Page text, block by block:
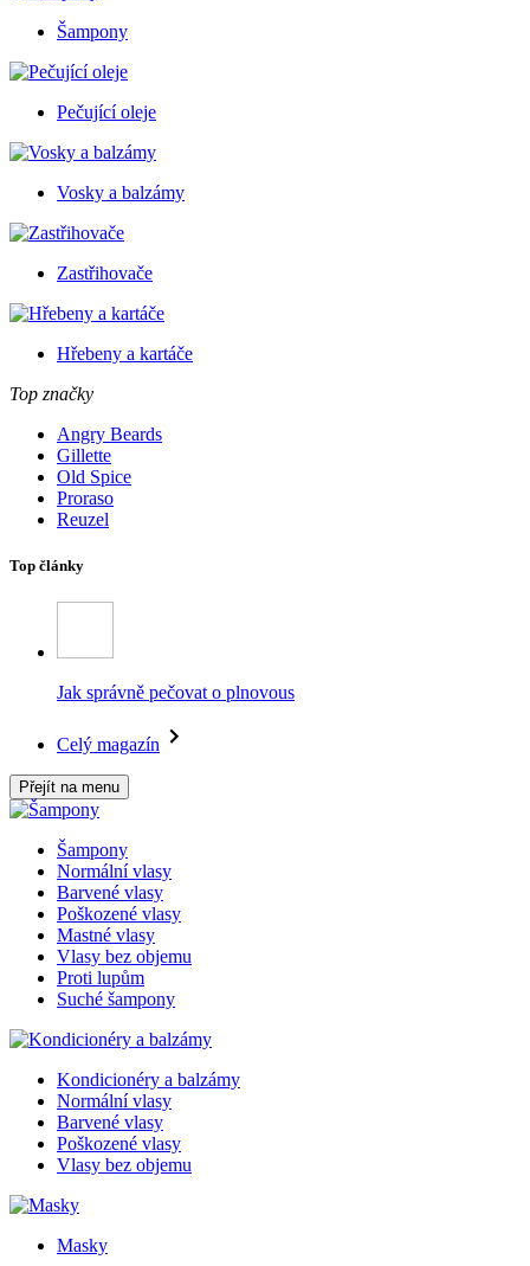
Šampony
Pečující oleje
Vosky a balzámy
Zastřihovače
Hřebeny a kartáče
Top značky
Angry Beards
Gillette
Old Spice
Proraso
Reuzel
Top články
Jak správně pečovat o plnovous
Celý magazín
Přejít na menu
Šampony
Normální vlasy
Barvené vlasy
Poškozené vlasy
Mastné vlasy
Vlasy bez objemu
Proti lupům
Suché šampony
Kondicionéry a balzámy
Normální vlasy
Barvené vlasy
Poškozené vlasy
Vlasy bez objemu
Masky